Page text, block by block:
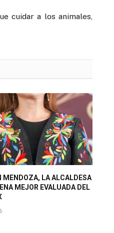
cuidar a los animales,
MENDOZA, LA ALCALDESA
MEJOR EVALUADA DEL